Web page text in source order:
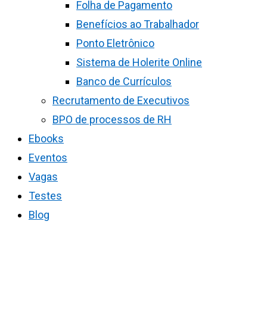
Folha de Pagamento
Benefícios ao Trabalhador
Ponto Eletrônico
Sistema de Holerite Online
Banco de Currículos
Recrutamento de Executivos
BPO de processos de RH
Ebooks
Eventos
Vagas
Testes
Blog